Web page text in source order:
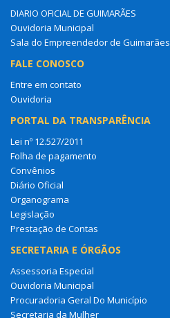
DIARIO OFICIAL DE GUIMARÃES
Ouvidoria Municipal
Sala do Empreendedor de Guimarães
FALE CONOSCO
Entre em contato
Ouvidoria
PORTAL DA TRANSPARÊNCIA
Lei nº 12.527/2011
Folha de pagamento
Convênios
Diário Oficial
Organograma
Legislação
Prestação de Contas
SECRETARIA E ÓRGÃOS
Assessoria Especial
Ouvidoria Municipal
Procuradoria Geral Do Município
Secretaria da Mulher